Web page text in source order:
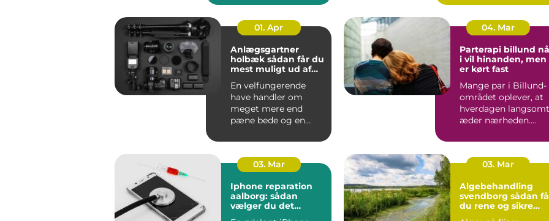
rundt på ...
01. Apr
Anlægsgartner
holbæk sådan får du
mest muligt ud af
En velfungerende
have handler om
meget mere end
pæne bede og en
En gennemtænkt lø...
04. Mar
Parterapi billund når
i vil hinanden, men
er kørt fast
Mange par i Billund-
området oplever, at
hverdagen langsomt
æder nærheden.
praktisk...
03. Mar
Iphone reparation
aalborg: sådan
vælger du det
03. Mar
Algebehandling
svendborg sådan får
du rene og sikre